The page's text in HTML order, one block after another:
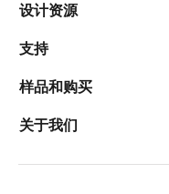
设计资源
支持
样品和购买
关于我们
应用